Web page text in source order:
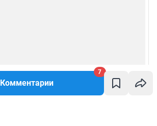
Комментарии
7